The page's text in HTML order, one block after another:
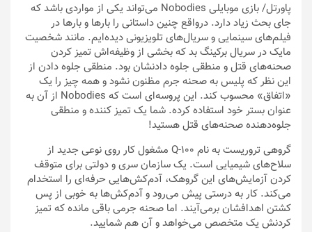
پاورتل
/ بازی موبایلی Nobodies می‌تواند یکی از مواردی باشد که
جای بحث زیاد دارد. درواقع چنین داستانی را بارها و بارها در
فیلم‌های سینمایی و سریال‌های تلویزیونی دیده‌ایم. مانند شخصیت
مایک در سریال برکینگ بد که بخشی از وظیفه‌اش تمیز کردن
صحنه‌های قتل و منطقی جلوه‌ دادنشان بود. منطقی جلوه‌ دادن از
این نظر که پلیس به صحنه جرم مظنون نشود و همه چیز را یک
«اتفاق» محسوب کند. این پروسه‌ای است که Nobodies از آن به
عنوان بستر خود استفاده کرده. شما یک تمیز کننده و منطقی
جلوه‌دهنده صحنه‌های قتل هستید!
گروهی تروریست به نام Q-100 مشغول کار روی نوعی جدید از
سلاح‌های شیمیایی است. یک سازمان سری و دولتی برای متوقف
کردن آزمایش‌های این گروهک، آدم‌کش‌هایی حرفه‌ای را استخدام
می‌کند. کار به درستی پیش می‌رود و آدم‌کش‌ها به خوبی از پس
کشتن اهدافشان برمی‌آیند. اما صحنه جرمی باقی مانده که تمیز
کردنش یک متخصص می‌خواهد و آن هم شمایید.